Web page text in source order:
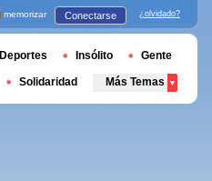
memorizar Conectarse ¿olvidado?
Deportes Insólito Gente
Solidaridad Más Temas